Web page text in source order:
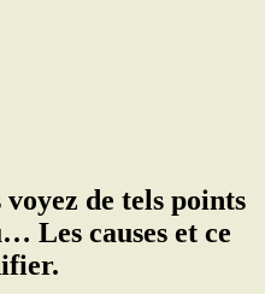
de tels points
Les causes et ce